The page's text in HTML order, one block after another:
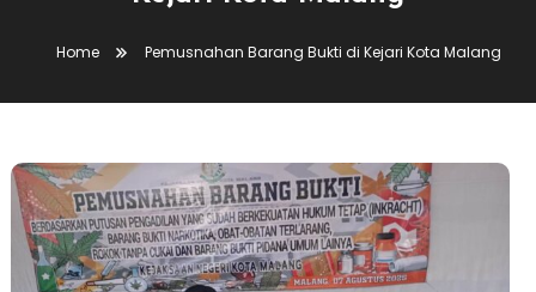
Home Pemusnahan Barang Bukti di Kejari Kota Malang